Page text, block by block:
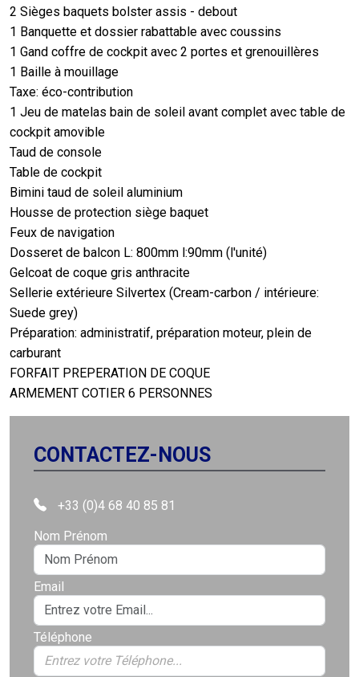
2 Sièges baquets bolster assis - debout
1 Banquette et dossier rabattable avec coussins
1 Gand coffre de cockpit avec 2 portes et grenouillères
1 Baille à mouillage
Taxe: éco-contribution
1 Jeu de matelas bain de soleil avant complet avec table de
cockpit amovible
Taud de console
Table de cockpit
Bimini taud de soleil aluminium
Housse de protection siège baquet
Feux de navigation
Dosseret de balcon L: 800mm l:90mm (l'unité)
Gelcoat de coque gris anthracite
Sellerie extérieure Silvertex (Cream-carbon / intérieure:
Suede grey)
Préparation: administratif, préparation moteur, plein de
carburant
FORFAIT PREPERATION DE COQUE
ARMEMENT COTIER 6 PERSONNES
CONTACTEZ-NOUS
+33 (0)4 68 40 85 81
Nom Prénom
Email
Téléphone